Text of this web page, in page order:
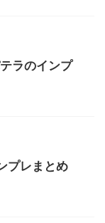
ラのインプ
プレまとめ